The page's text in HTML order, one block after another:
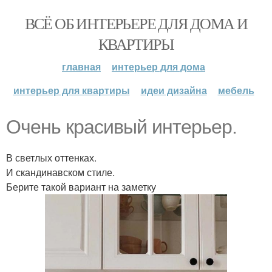
ВСЁ ОБ ИНТЕРЬЕРЕ ДЛЯ ДОМА И
КВАРТИРЫ
главная
интерьер для дома
интерьер для квартиры
идеи дизайна мебель
Очень красивый интерьер.
В светлых оттенках.
И скандинавском стиле.
Берите такой вариант на заметку